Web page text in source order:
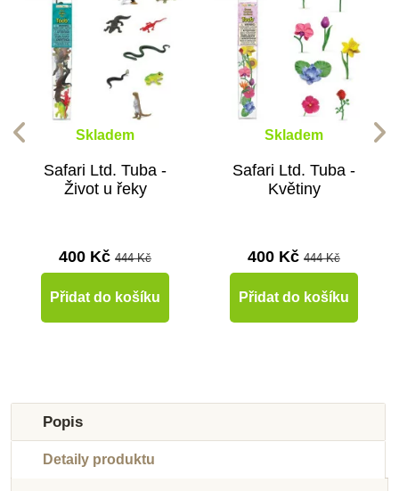
Skladem
Safari Ltd. Tuba -
Život u řeky
400 Kč 444 Kč
Přidat do košíku
Skladem
Safari Ltd. Tuba -
Květiny
400 Kč 444 Kč
Přidat do košíku
Do školy Do školy
Do školy Do školy
Do školy Do školy
Do školy Do školy
Popis
Detaily produktu